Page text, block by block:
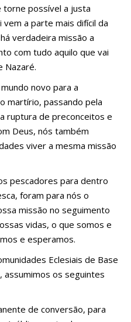
torne possível a justa
vem a parte mais difícil da
verdadeira missão a
com tudo aquilo que vai
Nazaré.
novo para a
martírio, passando pela
ruptura de preconceitos e
Deus, nós também
viver a mesma missão
pescadores para dentro
foram para nós o
missão no seguimento
vidas, o que somos e
e esperamos.
Eclesiais de Base
assumimos os seguintes
de conversão, para